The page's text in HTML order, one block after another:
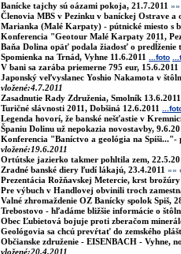
Banícke tajchy sú oázami pokoja, 21.7.2011
Členovia MBS v Pezinku v baníckej Ostrave a
Marianka (Malé Karpaty) - pútnické miesto s
Konferencia "Geotour Malé Karpaty 2011,
Baňa Dolina opäť podala žiadosť o predĺženie
Spomienka na Trnád, Vyhne 11.6.2011
...foto
V bani sa zarába priemerne 795 eur, 15.6.2011
Japonský veľvyslanec Yoshio Nakamota v
vložené:4.7.2011
Zasadnutie Rady Združenia, Smolník 13.6.2011
Turičné slávnosti 2011, Dobšiná 12.6.2011
Legenda hovorí, že banské nešťastie v
Španiu Dolinu už nepokazia novostavby,
Konferencia "Baníctvo a geológia na Spiši..."-
vložené:19.6.2011
Ortútske jazierko takmer pohltila zem,
Zradné banské diery ľudí lákajú, 23.4.2011 »»
Prezentácia Rožňavskej Metercie, krst
Pre výbuch v Handlovej obvinili troch
Valné zhromaždenie OZ Banícky spolok Spiš,
Trebostovo - hľadáme bližšie informácie o
Obec Ľubietová bojuje proti zberačom
Geológovia sa chcú prevŕtať do zemského
Občianske združenie - EISENBACH - Vyhne,
vložené:20.4.2011